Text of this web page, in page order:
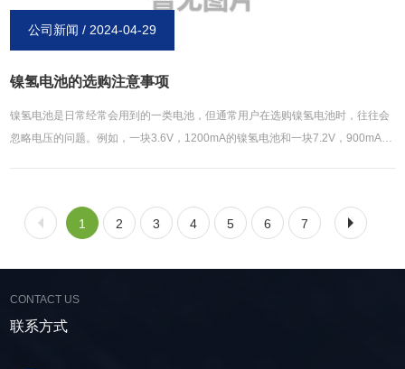
公司新闻 / 2024-04-29
镍氢电池的选购注意事项
镍氢电池是日常经常会用到的一类电池，但通常用户在选购镍氢电池时，往往会
忽略电压的问题。例如，一块3.6V，1200mA的镍氢电池和一块7.2V，900mA的
单就二者的使用时间来看，其实第二块电池，就是是7.2V900mA的这块电池电量
则更充足一些，用句不太合适的比方，这叫做”细水长流”，虽然单位时间输出电
因此，在输出毫安数相差不是很大的情况下，建议大家选购那些电压更高的可充
镍氢电池来获得更长的使用时间（同时还要参照使用设备的额定电压大小才
行）。博研电源**生产锂离子电池，**环保，价格更优，欢迎新老顾客前来了
1 2 3 4 5 6 7
CONTACT US
联系方式